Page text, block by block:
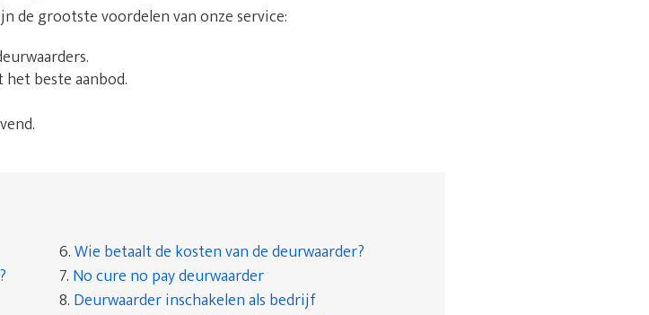
de grootste voordelen van onze service:
beste aanbod.
6.Wie betaalt de kosten van de deurwaarder?
7. No cure no pay deurwaarder
8. Deurwaarder inschakelen als bedrijf